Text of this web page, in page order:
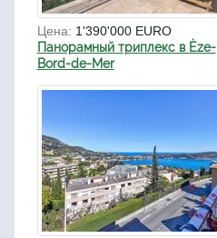
Цена: 1'390'000 EURO
Панорамный триплекс в Èze-
Bord-de-Mer